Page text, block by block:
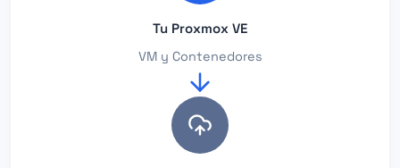
Tu Proxmox VE
VM y Contenedores